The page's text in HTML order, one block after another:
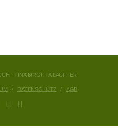
- TINA BIRGITTA LAUFFER
DATENSCHUTZ AGB